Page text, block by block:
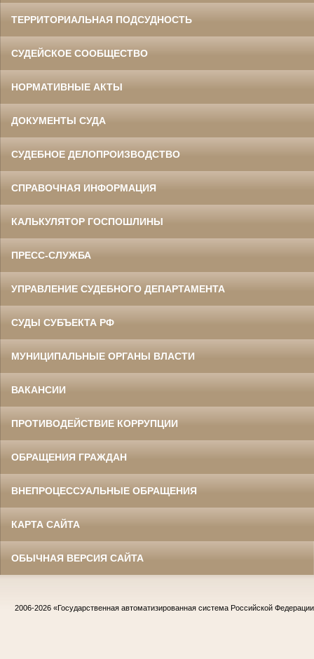
ТЕРРИТОРИАЛЬНАЯ ПОДСУДНОСТЬ
СУДЕЙСКОЕ СООБЩЕСТВО
НОРМАТИВНЫЕ АКТЫ
ДОКУМЕНТЫ СУДА
СУДЕБНОЕ ДЕЛОПРОИЗВОДСТВО
СПРАВОЧНАЯ ИНФОРМАЦИЯ
КАЛЬКУЛЯТОР ГОСПОШЛИНЫ
ПРЕСС-СЛУЖБА
УПРАВЛЕНИЕ СУДЕБНОГО ДЕПАРТАМЕНТА
СУДЫ СУБЪЕКТА РФ
МУНИЦИПАЛЬНЫЕ ОРГАНЫ ВЛАСТИ
ВАКАНСИИ
ПРОТИВОДЕЙСТВИЕ КОРРУПЦИИ
ОБРАЩЕНИЯ ГРАЖДАН
ВНЕПРОЦЕССУАЛЬНЫЕ ОБРАЩЕНИЯ
КАРТА САЙТА
ОБЫЧНАЯ ВЕРСИЯ САЙТА
2006-2026 «Государственная автоматизированная система Российской